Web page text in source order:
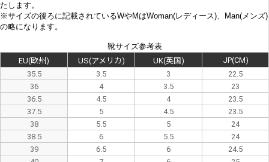
たします。
※サイズの後ろに記載されているWやMはWoman(レディース)、Man(メンズ)
の略になります。
靴サイズ参考表
EU(欧州)
US(アメリカ) UK(英国)
JP(CM)
35.5
3.5 3
22.5
36
4 3.5
23
36.5
4.5 4
23.5
37.5
5 4.5
23.5
38
5.5 5
24
38.5
6 5.5
24
39
6.5 6
24.5